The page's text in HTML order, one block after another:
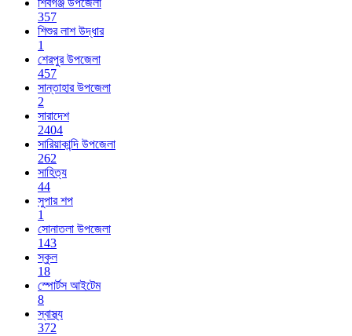
শিবগঞ্জ উপজেলা
357
শিশুর লাশ উদ্ধার
1
শেরপুর উপজেলা
457
সান্তাহার উপজেলা
2
সারাদেশ
2404
সারিয়াকান্দি উপজেলা
262
সাহিত্য
44
সুপার শপ
1
সোনাতলা উপজেলা
143
স্কুল
18
স্পোর্টস আইটেম
8
স্বাস্থ্য
372